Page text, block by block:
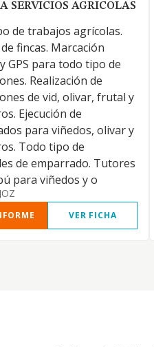
SERVICIOS AGRICOLAS
de trabajos agrícolas.
fincas. Marcación
GPS para todo tipo de
Realización de
de vid, olivar, frutal y
Ejecución de
para viñedos, olivar y
Todo tipo de
de emparrado. Tutores
para viñedos y o
VER FICHA